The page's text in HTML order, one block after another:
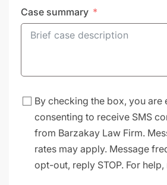
Case summary
By checking the box, you are
consenting to receive SMS
from Barzakay Law Firm.
rates may apply. Message
opt-out, reply STOP. For help,